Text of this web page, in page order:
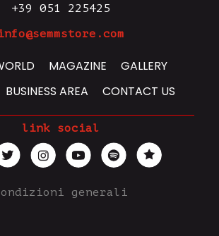
+39 051 225425
MAGAZINE
GALLERY
BUSINESS AREA CONTACT US
link social
generali